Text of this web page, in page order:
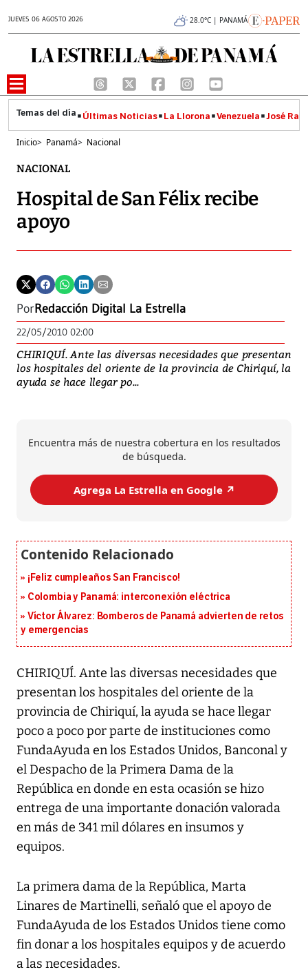
JUEVES 06 AGOSTO 2026 28.0°C | PANAMÁ
Últimas Noticias La Llorona Venezuela José
Inicio> Panamá> Nacional
NACIONAL
Hospital de San Félix recibe
apoyo
PorRedacción Digital La Estrella
22/05/2010 02:00
CHIRIQUÍ. Ante las diversas necesidades que presentan
los hospitales del oriente de la provincia de Chiriquí, la
ayuda se hace llegar po...
Encuentra más de nuestra cobertura en los resultados
de búsqueda.
Agrega La Estrella en Google ↗️
¡Feliz cumpleaños San Francisco!
Colombia y Panamá: interconexión eléctrica
Víctor Álvarez: Bomberos de Panamá advierten de retos
y emergencias
CHIRIQUÍ. Ante las diversas necesidades que
presentan los hospitales del oriente de la
provincia de Chiriquí, la ayuda se hace llegar
poco a poco por parte de instituciones como
FundaAyuda en los Estados Unidos, Banconal y
el Despacho de la Primera Dama de la
República en donde en esta ocasión se hizo
entrega de una importante donación valorada
en más de 341 mil dólares en insumos y
equipos.
La primera dama de la República, Marta
Linares de Martinelli, señaló que el apoyo de
FundaAyuda de los Estados Unidos tiene como
fin donar a los hospitales equipos y de acuerdo
a las necesidades.